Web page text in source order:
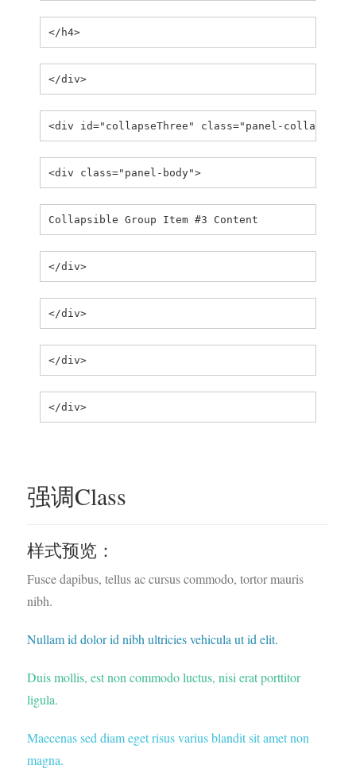
</h4>
</div>
<div id="collapseThree" class="panel-collapse
<div class="panel-body">
Collapsible Group Item #3 Content
</div>
</div>
</div>
</div>
强调Class
样式预览：
Fusce dapibus, tellus ac cursus commodo, tortor mauris
nibh.
Nullam id dolor id nibh ultricies vehicula ut id elit.
Duis mollis, est non commodo luctus, nisi erat porttitor
ligula.
Maecenas sed diam eget risus varius blandit sit amet non
magna.